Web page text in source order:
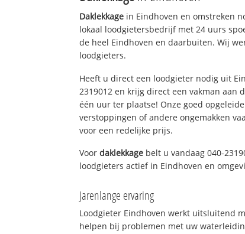
Daklekkage in Eindhoven en omstreken
lokaal loodgietersbedrijf met 24 uurs
de heel Eindhoven en daarbuiten. Wij
loodgieters.
Heeft u direct een loodgieter nodig uit
2319012 en krijg direct een vakman
één uur ter plaatse! Onze goed
verstoppingen of andere ongemakken
voor een redelijke prijs.
Voordaklekkage belt u vandaag 040-
loodgieters actief in Eindhoven en
Jarenlange ervaring
Loodgieter Eindhoven werkt uitsluitend
helpen bij problemen met uw